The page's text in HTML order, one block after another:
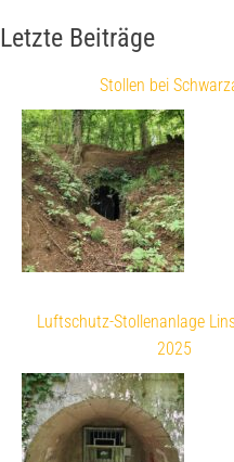
Letzte Beiträge
Stollen bei
Luftschutz-Stollenanlage
2025